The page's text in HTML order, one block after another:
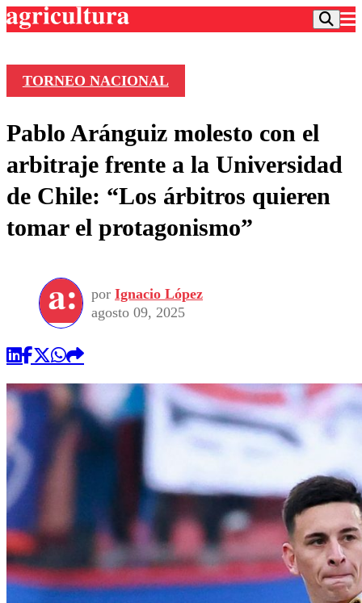
Frecuencias
Agricultura TV
Deportes
Colo Colo
Motor
Torneo Internacional
Torneo Nacional
Entretención
Internacional
Nacional
Vida Social
Programas
Comercial
TORNEO NACIONAL
Pablo Aránguiz molesto con el
arbitraje frente a la Universidad
de Chile: “Los árbitros quieren
tomar el protagonismo”
por Ignacio López
agosto 09, 2025